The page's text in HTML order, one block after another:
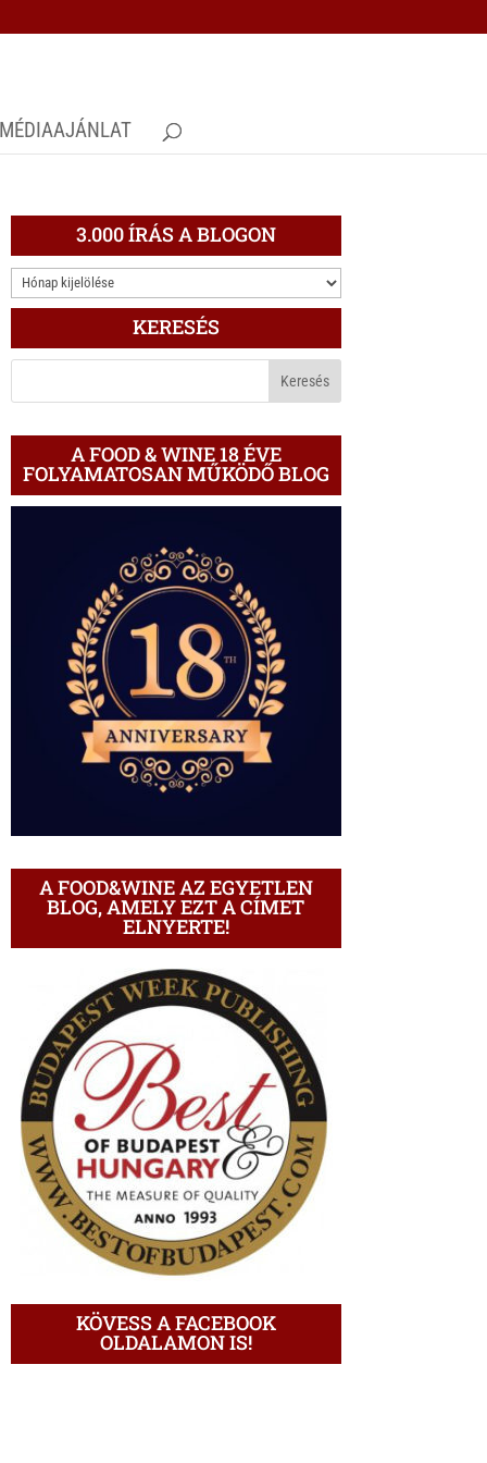
MÉDIAAJÁNLAT
3.000 ÍRÁS A BLOGON
3.000
ÍRÁS
BLOGON
KERESÉS
A FOOD & WINE 18 ÉVE
FOLYAMATOSAN MŰKÖDŐ BLOG
A FOOD&WINE AZ EGYETLEN
BLOG, AMELY EZT A CÍMET
ELNYERTE!
KÖVESS A FACEBOOK
OLDALAMON IS!